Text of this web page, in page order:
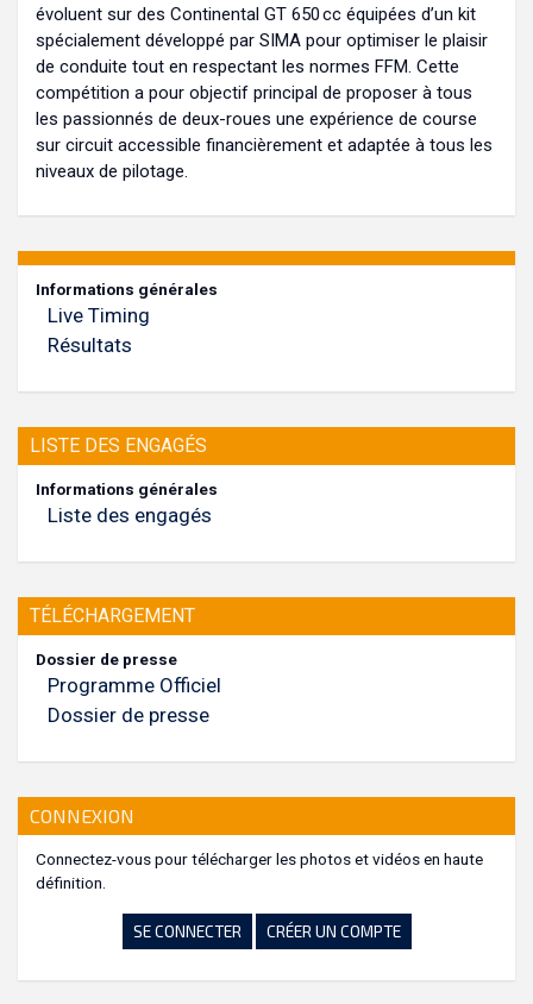
évoluent sur des Continental GT 650 cc équipées d’un kit
spécialement développé par SIMA pour optimiser le plaisir
de conduite tout en respectant les normes FFM. Cette
compétition a pour objectif principal de proposer à tous
les passionnés de deux-roues une expérience de course
sur circuit accessible financièrement et adaptée à tous les
niveaux de pilotage.
Informations générales
Live Timing
Résultats
LISTE DES ENGAGÉS
Informations générales
Liste des engagés
TÉLÉCHARGEMENT
Dossier de presse
Programme Officiel
Dossier de presse
CONNEXION
Connectez-vous pour télécharger les photos et vidéos en haute
définition.
SE CONNECTER CRÉER UN COMPTE